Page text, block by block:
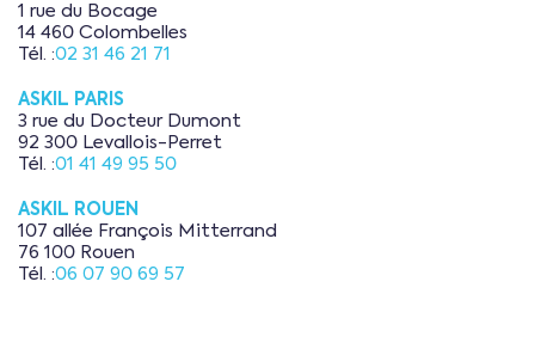
1 rue du Bocage
14 460 Colombelles
Tél. :02 31 46 21 71
ASKIL PARIS
3 rue du Docteur Dumont
92 300 Levallois-Perret
Tél. :01 41 49 95 50
ASKIL ROUEN
107 allée François Mitterrand
76 100 Rouen
Tél. :06 07 90 69 57